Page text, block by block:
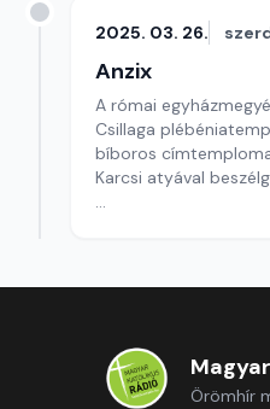
2025. 03. 26.
Anzix
A római
Csillaga
bíboros
Karcsi atyával
Örömhír